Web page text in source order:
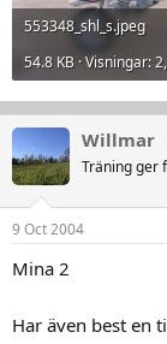
553348_shl_s.jpeg
54.8 KB · Visningar:
Willmar
Träning ger
9 Oct 2004
Mina 2
Har även best en